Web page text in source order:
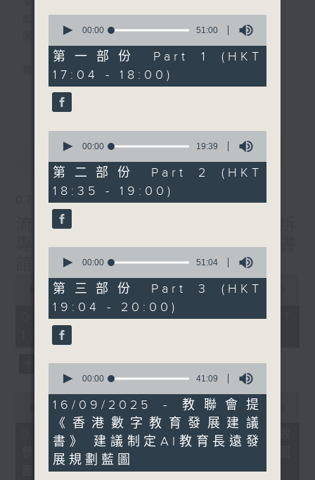
製作：香港電台公共事務組
聲音更立體 意見更多元
1872311 始終如一
Facebook專頁
最新 LATEST
07/08/2026
流動圖書館使用人數參差 申訴
專員主動調查康文署三項圖書
館服務
seconds
minutes,
seconds
00:00 47:42
07/08/2026 - 足本 Full (HKT
17:00 - 18:00)
seconds
minutes,
seconds
00:00 25:07
07/08/2026 - 流動圖書館使用人數
參差 申訴專員主動調查康文署三項圖
書館服務
seconds
51
minutes,
0
seconds
00:00 51:00
第一部份 Part 1 (HKT
17:04 - 18:00)
seconds
19
minutes,
39
seconds
00:00 19:39
第二部份 Part 2 (HKT
18:35 - 19:00)
seconds
51
minutes,
4
seconds
00:00 51:04
第三部份 Part 3 (HKT
19:04 - 20:00)
seconds
41
minutes,
seconds
00:00 41:09
16/09/2025 - 教聯會提
《香港數字教育發展建議
書》 建議制定AI教育長遠發
展規劃藍圖